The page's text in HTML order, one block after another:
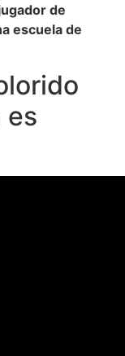
de
escuela de
es